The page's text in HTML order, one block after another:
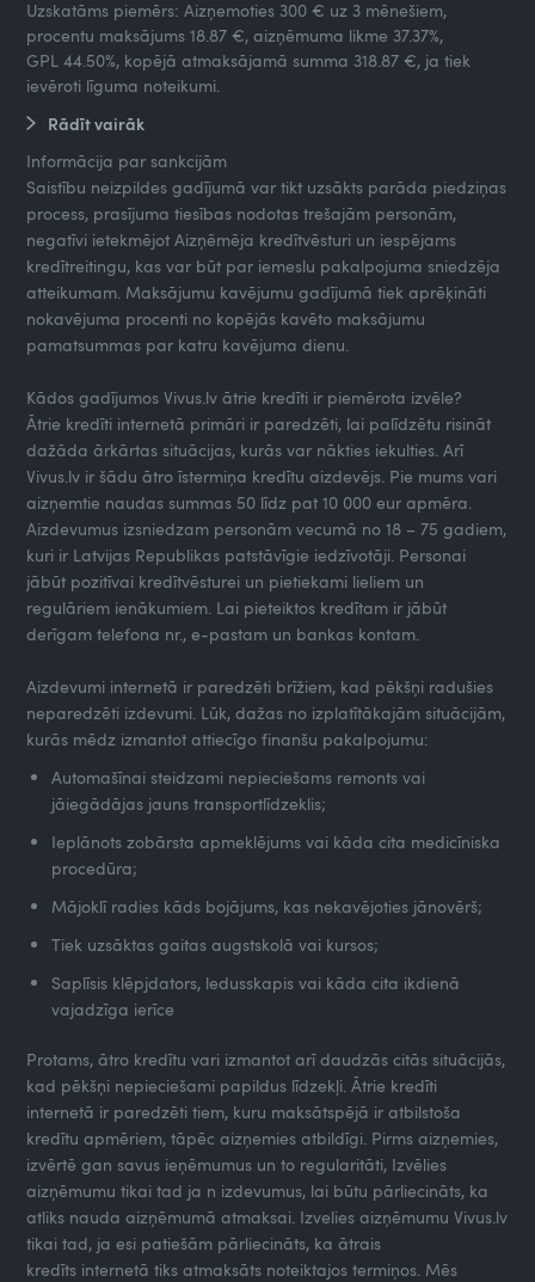
Uzskatāms piemērs: Aizņemoties 300 € uz 3 mēnešiem,
procentu maksājums 18.87 €, aizņēmuma likme 37.37%,
GPL 44.50%, kopējā atmaksājamā summa 318.87 €, ja tiek
ievēroti līguma noteikumi.
Rādīt vairāk
Informācija par sankcijām
Saistību neizpildes gadījumā var tikt uzsākts parāda piedziņas
process, prasījuma tiesības nodotas trešajām personām,
negatīvi ietekmējot Aizņēmēja kredītvēsturi un iespējams
kredītreitingu, kas var būt par iemeslu pakalpojuma sniedzēja
atteikumam. Maksājumu kavējumu gadījumā tiek aprēķināti
nokavējuma procenti no kopējās kavēto maksājumu
pamatsummas par katru kavējuma dienu.
Kādos gadījumos Vivus.lv ātrie kredīti ir piemērota izvēle?
Ātrie kredīti internetā primāri ir paredzēti, lai palīdzētu risināt
dažāda ārkārtas situācijas, kurās var nākties iekulties. Arī
Vivus.lv ir šādu ātro īstermiņa kredītu aizdevējs. Pie mums vari
aizņemtie naudas summas 50 līdz pat 10 000 eur apmēra.
Aizdevumus izsniedzam personām vecumā no 18 – 75 gadiem,
kuri ir Latvijas Republikas patstāvīgie iedzīvotāji. Personai
jābūt pozitīvai kredītvēsturei un pietiekami lieliem un
regulāriem ienākumiem. Lai pieteiktos kredītam ir jābūt
derīgam telefona nr., e-pastam un bankas kontam.
Aizdevumi internetā ir paredzēti brīžiem, kad pēkšņi radušies
neparedzēti izdevumi. Lūk, dažas no izplatītākajām situācijām,
kurās mēdz izmantot attiecīgo finanšu pakalpojumu:
Automašīnai steidzami nepieciešams remonts vai
jāiegādājas jauns transportlīdzeklis;
Ieplānots zobārsta apmeklējums vai kāda cita medicīniska
procedūra;
Mājoklī radies kāds bojājums, kas nekavējoties jānovērš;
Tiek uzsāktas gaitas augstskolā vai kursos;
Saplīsis klēpjdators, ledusskapis vai kāda cita ikdienā
vajadzīga ierīce
Protams, ātro kredītu vari izmantot arī daudzās citās situācijās,
kad pēkšņi nepieciešami papildus līdzekļi. Ātrie kredīti
internetā ir paredzēti tiem, kuru maksātspējā ir atbilstoša
kredītu apmēriem, tāpēc aizņemies atbildīgi. Pirms aizņemies,
izvērtē gan savus ieņēmumus un to regularitāti, Izvēlies
aizņēmumu tikai tad ja n izdevumus, lai būtu pārliecināts, ka
atliks nauda aizņēmumā atmaksai. Izvelies aizņēmumu Vivus.lv
tikai tad, ja esi patiešām pārliecināts, ka ātrais
kredīts internetā tiks atmaksāts noteiktajos termiņos. Mēs